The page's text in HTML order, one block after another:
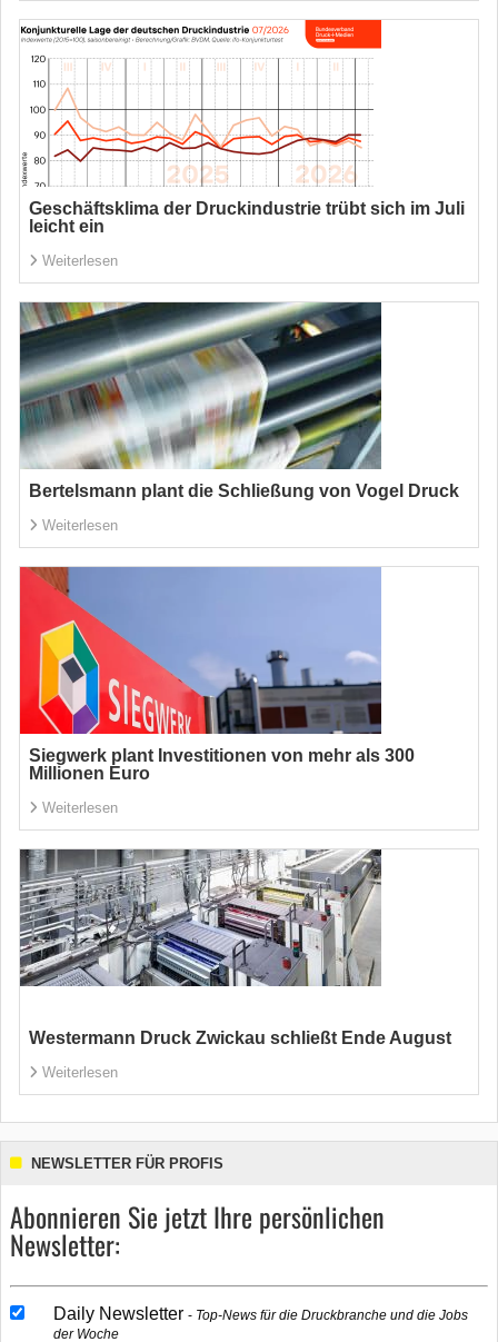
Geschäftsklima der Druckindustrie trübt sich im Juli
leicht ein
Weiterlesen
Bertelsmann plant die Schließung von Vogel Druck
Weiterlesen
Siegwerk plant Investitionen von mehr als 300
Millionen Euro
Weiterlesen
Westermann Druck Zwickau schließt Ende August
Weiterlesen
NEWSLETTER FÜR PROFIS
Abonnieren Sie jetzt Ihre persönlichen
Newsletter:
Daily Newsletter
Top-News für die Druckbranche und die Jobs
der Woche